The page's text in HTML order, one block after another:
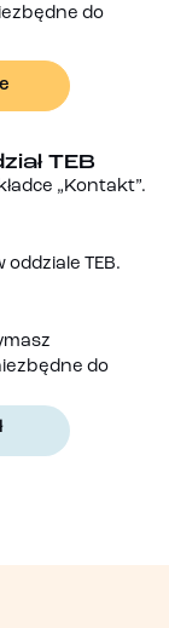
do
TEB
„Kontakt”.
TEB.
do